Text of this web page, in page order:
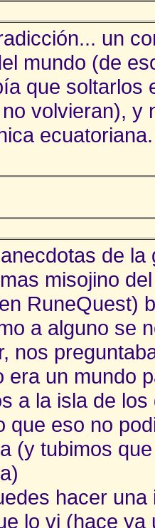
un
mundo (de
que soltarlos
volvieran), y
de
misojino
RuneQuest)
a alguno se
nos
era un mundo
a la isla de
que eso no
(y tubimos
hacer una
lo vi (hace ya